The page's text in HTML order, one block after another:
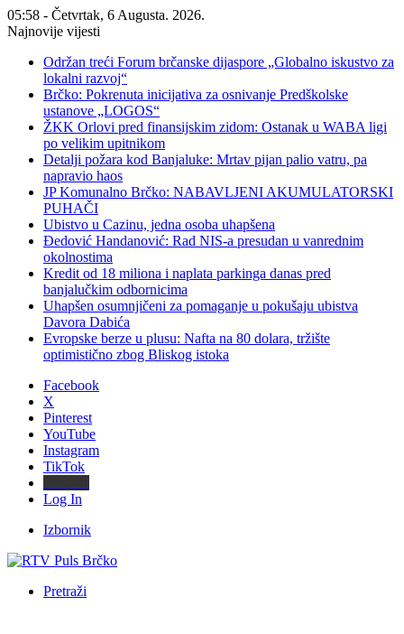
05:58 - Četvrtak, 6 Augusta. 2026.
Najnovije vijesti
Održan treći Forum brčanske dijaspore „Globalno iskustvo za
lokalni razvoj“
Brčko: Pokrenuta inicijativa za osnivanje Predškolske
ustanove „LOGOS“
ŽKK Orlovi pred finansijskim zidom: Ostanak u WABA ligi
po velikim upitnikom
Detalji požara kod Banjaluke: Mrtav pijan palio vatru, pa
napravio haos
JP Komunalno Brčko: NABAVLJENI AKUMULATORSKI
PUHAČI
Ubistvo u Cazinu, jedna osoba uhapšena
Đedović Handanović: Rad NIS-a presudan u vanrednim
okolnostima
Kredit od 18 miliona i naplata parkinga danas pred
banjalučkim odbornicima
Uhapšen osumnjičeni za pomaganje u pokušaju ubistva
Davora Dabića
Evropske berze u plusu: Nafta na 80 dolara, tržište
optimistično zbog Bliskog istoka
Facebook
X
Pinterest
YouTube
Instagram
TikTok
Log In
Izbornik
Pretraži